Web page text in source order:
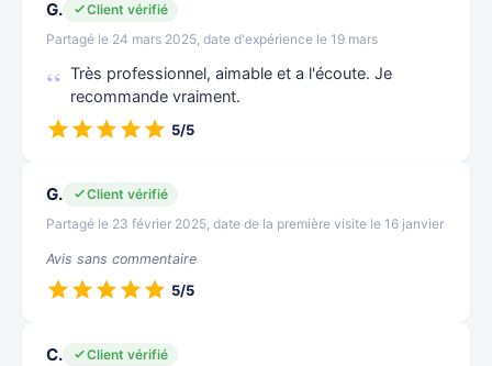
G.
Client vérifié
Partagé le 24 mars 2025, date d'expérience le 19 mars
Très professionnel, aimable et a l'écoute. Je
recommande vraiment.
5/5
G.
Client vérifié
Partagé le 23 février 2025, date de la première visite le 16 janvier
Avis sans commentaire
5/5
C.
Client vérifié